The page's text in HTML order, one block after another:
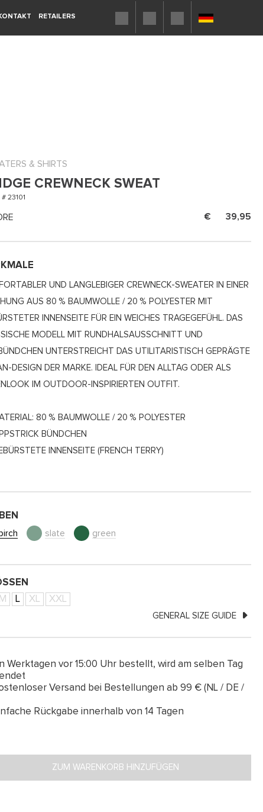
RETAILERS
& SHIRTS
CREWNECK SWEAT
23101
39,95
UND LANGLEBIGER CREWNECK-SWEATER IN EINER
AUS 80 % BAUMWOLLE / 20 % POLYESTER MIT
INNENSEITE FÜR EIN WEICHES TRAGEGEFÜHL. DAS
MODELL MIT RUNDHALSAUSSCHNITT UND
UNTERSTREICHT DAS UTILITARISTISCH GEPRÄGTE
DESIGN DER MARKE. IDEAL FÜR DEN ALLTAG ODER ALS
IM OUTDOOR-INSPIRIERTEN OUTFIT.
80 % BAUMWOLLE / 20 % POLYESTER
BÜNDCHEN
INNENSEITE (FRENCH TERRY)
birch slate green
M L XL XXL
GENERAL SIZE GUIDE
Werktagen vor 15:00 Uhr bestellt, wird am selben Tag
Versand bei Bestellungen ab 99 € (NL / DE /
Rückgabe innerhalb von 14 Tagen
ZUM WARENKORB HINZUFÜGEN